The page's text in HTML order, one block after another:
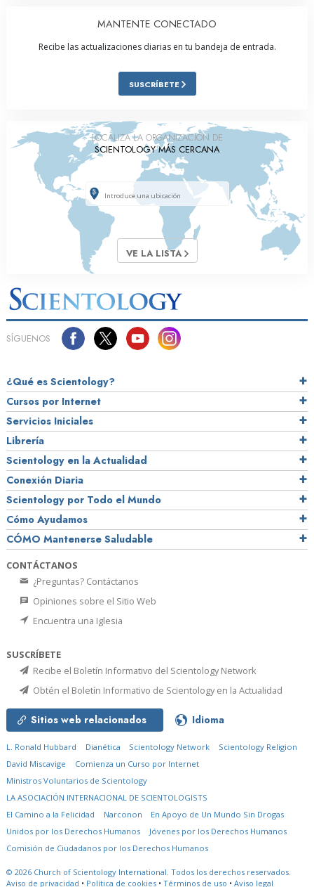
MANTENTE CONECTADO
Recibe las actualizaciones diarias en tu bandeja de entrada.
SUSCRÍBETE
LOCALIZA LA ORGANIZACIÓN DE
SCIENTOLOGY MÁS CERCANA
VE LA LISTA
SÍGUENOS
¿Qué es Scientology?
Cursos por Internet
Servicios Iniciales
Librería
Scientology en la Actualidad
Conexión Diaria
Scientology por Todo el Mundo
Cómo Ayudamos
CÓMO Mantenerse Saludable
CONTÁCTANOS
¿Preguntas? Contáctanos
Opiniones sobre el Sitio Web
Encuentra una Iglesia
SUSCRÍBETE
Recibe el Boletín Informativo del Scientology Network
Obtén el Boletín Informativo de Scientology en la Actualidad
Sitios web relacionados Idioma
L. Ronald Hubbard Dianética Scientology Network
Scientology Religion
David Miscavige
Comienza un Curso por Internet
Ministros Voluntarios de Scientology
LA ASOCIACIÓN INTERNACIONAL DE SCIENTOLOGISTS
El Camino a la Felicidad
Narconon
En Apoyo de Un Mundo Sin Drogas
Unidos por los Derechos Humanos
Jóvenes por los Derechos Humanos
Comisión de Ciudadanos por los Derechos Humanos
© 2026 Church of Scientology International. Todos los derechos reservados.
Aviso de privacidad • Política de cookies • Términos de uso • Aviso legal